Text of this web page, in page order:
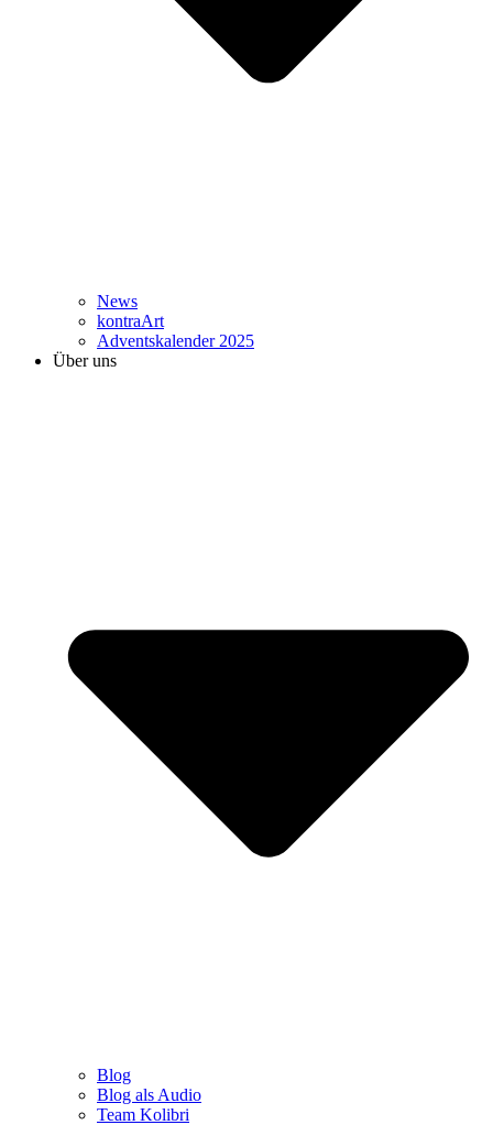
News
kontraArt
Adventskalender 2025
Über uns
Blog
Blog als Audio
Team Kolibri